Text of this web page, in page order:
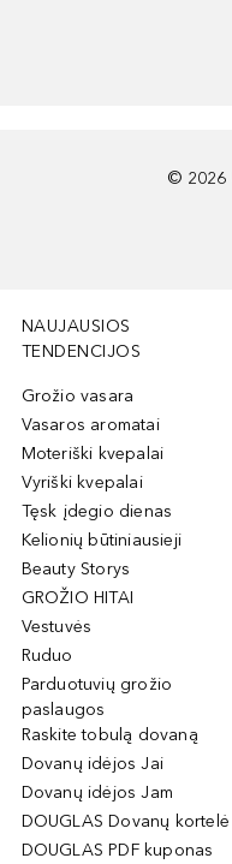
© 2026
NAUJAUSIOS
TENDENCIJOS
Grožio vasara
Vasaros aromatai
Moteriški kvepalai
Vyriški kvepalai
Tęsk įdegio dienas
Kelionių būtiniausieji
Beauty Storys
GROŽIO HITAI
Vestuvės
Ruduo
Parduotuvių grožio
paslaugos
Raskite tobulą dovaną
Dovanų idėjos Jai
Dovanų idėjos Jam
DOUGLAS Dovanų kortelė
DOUGLAS PDF kuponas